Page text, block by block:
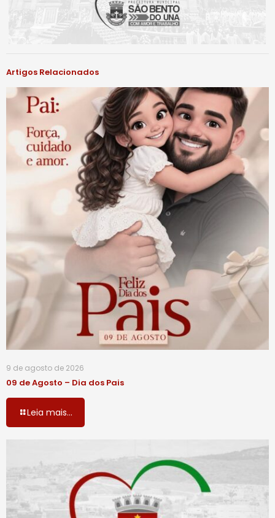
Artigos Relacionados
9 de agosto de 2026
09 de Agosto – Dia dos Pais
Leia mais...